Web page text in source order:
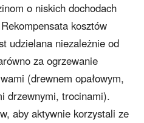
o niskich dochodach
kosztów
udzielana niezależnie od
za ogrzewanie
(drewnem opałowym,
drzewnymi, trocinami).
aby aktywnie korzystali ze